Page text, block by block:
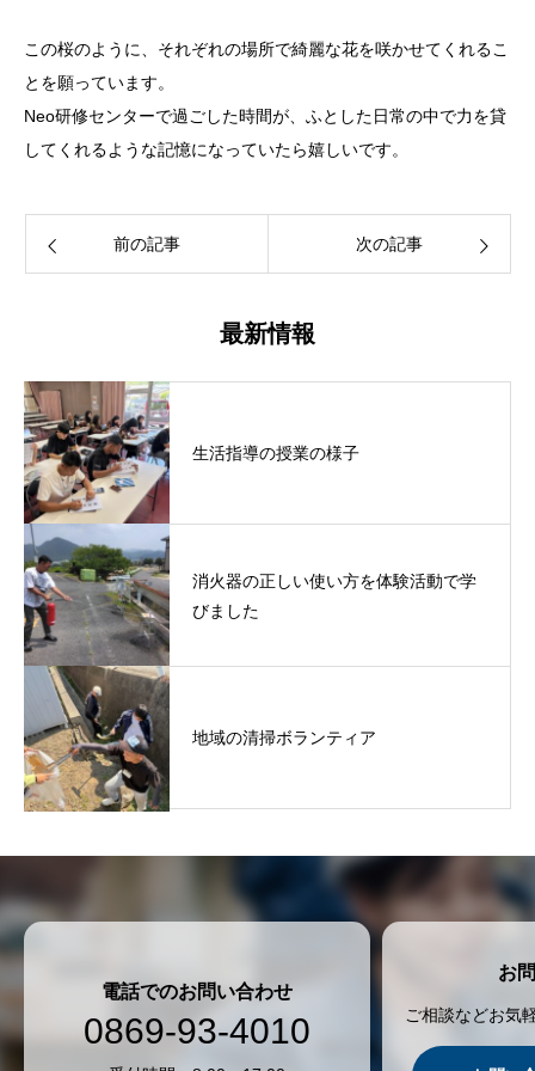
この桜のように、それぞれの場所で綺麗な花を咲かせてくれるこ
とを願っています。
Neo研修センターで過ごした時間が、ふとした日常の中で力を貸
してくれるような記憶になっていたら嬉しいです。
前の記事 次の記事
最新情報
生活指導の授業の様子
消火器の正しい使い方を体験活動で学
びました
地域の清掃ボランティア
電話でのお問い合わせ
0869-93-4010
お
ご相談などお気